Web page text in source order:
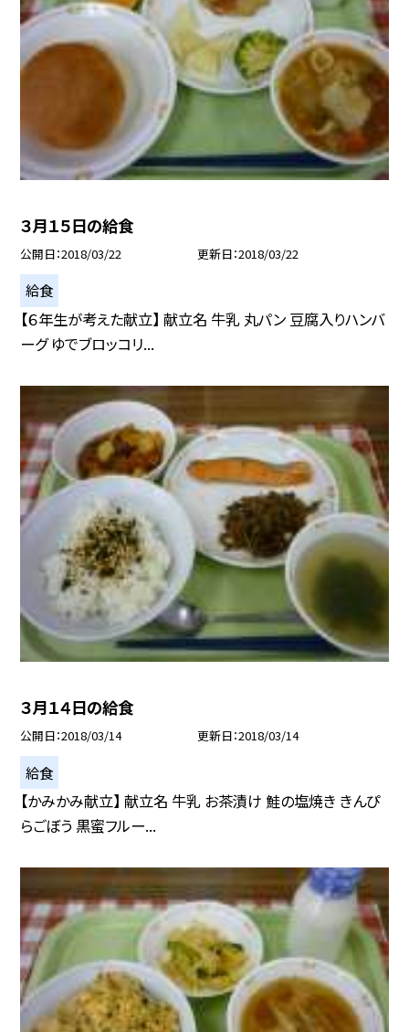
３月１５日の給食
公開日 2018/03/22 更新日 2018/03/22
給食
【６年生が考えた献立】 献立名 牛乳 丸パン 豆腐入りハンバ
ーグ ゆでブロッコリ...
３月１４日の給食
公開日 2018/03/14 更新日 2018/03/14
給食
【かみかみ献立】 献立名 牛乳 お茶漬け 鮭の塩焼き きんぴ
らごぼう 黒蜜フルー...